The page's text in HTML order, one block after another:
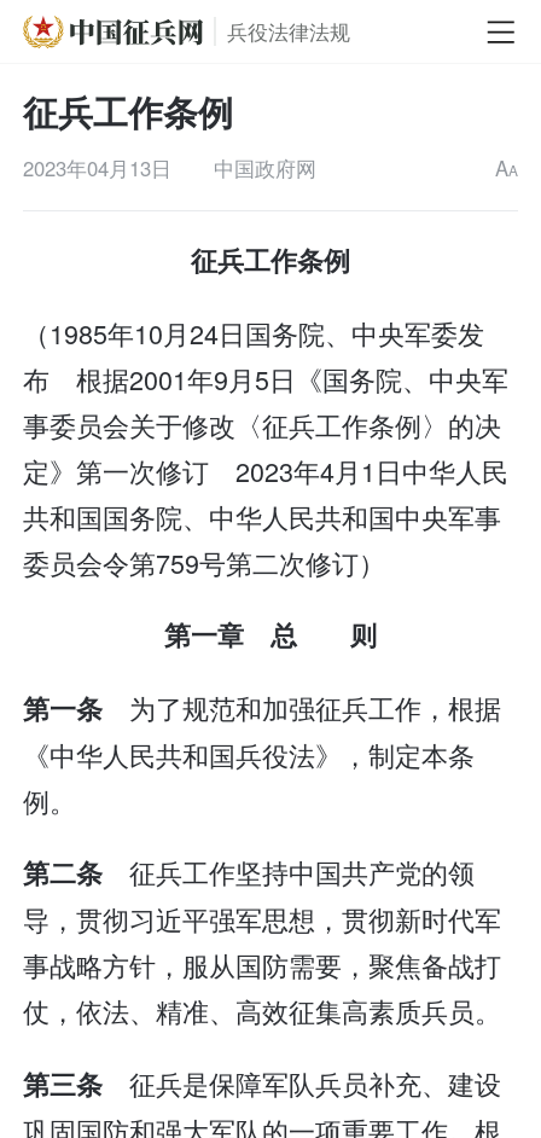
兵役法律法规
征兵工作条例
2023年04月13日 中国政府网 AA
征兵工作条例
（1985年10月24日国务院、中央军委发
布 根据2001年9月5日《国务院、中央军
事委员会关于修改〈征兵工作条例〉的决
定》第一次修订 2023年4月1日中华人民
共和国国务院、中华人民共和国中央军事
委员会令第759号第二次修订）
第一章 总 则
第一条 为了规范和加强征兵工作，根据
《中华人民共和国兵役法》，制定本条
例。
第二条 征兵工作坚持中国共产党的领
导，贯彻习近平强军思想，贯彻新时代军
事战略方针，服从国防需要，聚焦备战打
仗，依法、精准、高效征集高素质兵员。
第三条 征兵是保障军队兵员补充、建设
巩固国防和强大军队的一项重要工作。根